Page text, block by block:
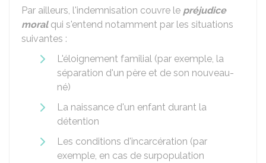
Par ailleurs, l'indemnisation couvre le préjudice
moralqui s'entend notamment par les situations
suivantes :
L'éloignement familial (par exemple, la
séparation d'un père et de son nouveau-
né)
La naissance d'un enfant durant la
détention
Les conditions d'incarcération (par
exemple, en cas de surpopulation